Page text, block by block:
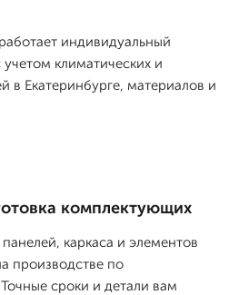
индивидуальный
климатических и
в Екатеринбурге, материалов и
комплектующих
каркаса и элементов
производстве по
сроки и детали вам